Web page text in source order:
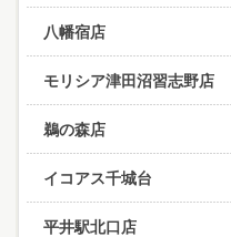
八幡宿店
モリシア津田沼習志野店
鵜の森店
イコアス千城台
平井駅北口店